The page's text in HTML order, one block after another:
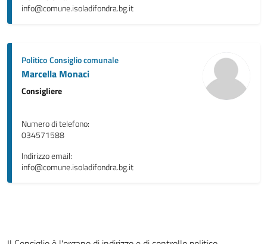
info@comune.isoladifondra.bg.it
PoliticoConsiglio comunale
Marcella Monaci
Consigliere
Numero di telefono:
034571588
Indirizzo email:
info@comune.isoladifondra.bg.it